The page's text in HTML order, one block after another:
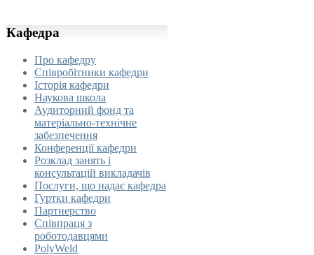
Кафедра
Про кафедру
Співробітники кафедри
Історія кафедри
Наукова школа
Аудиторний фонд та
матеріально-технічне
забезпечення
Конференції кафедри
Розклад занять і
консультацій викладачів
Послуги, що надає кафедра
Гуртки кафедри
Партнерство
Співпраця з
роботодавцями
PolyWeld